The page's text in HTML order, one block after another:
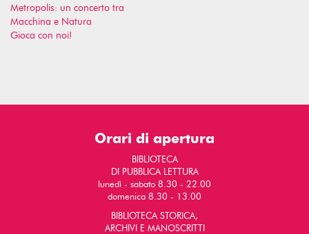
Metropolis: un concerto tra
Macchina e Natura
Gioca con noi!
Orari di apertura
BIBLIOTECA
DI PUBBLICA LETTURA
lunedì - sabato 8.30 - 22.00
domenica 8.30 - 13.00
BIBLIOTECA STORICA,
ARCHIVI E MANOSCRITTI